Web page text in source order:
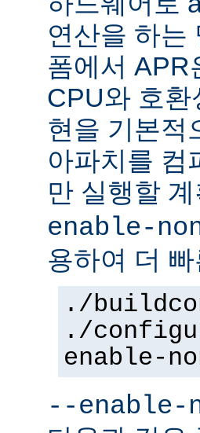
연산을 하는
폼에서 APR
CPU와 호환
현을 기본적
아파치를 컴
만 실행할
enable-
용하여 더
./
./
enable-
--enable-